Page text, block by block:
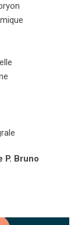
P. Bruno